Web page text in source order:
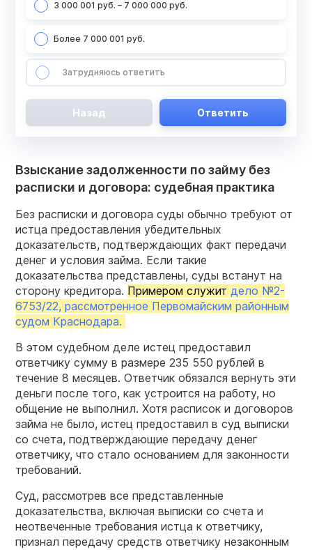
3 000 001 руб. – 7 000 000 руб.
Более 7 000 001 руб.
Затрудняюсь ответить
Назад Ответить
Взыскание задолженности по займу без
расписки и договора: судебная практика
Без расписки и договора суды обычно требуют от
истца предоставления убедительных
доказательств, подтверждающих факт передачи
денег и условия займа. Если такие
доказательства представлены, суды встанут на
сторону кредитора. Примером служит дело №2-
6753/22, рассмотренное Первомайским районным
судом Краснодара.
В этом судебном деле истец предоставил
ответчику сумму в размере 235 550 рублей в
течение 8 месяцев. Ответчик обязался вернуть эти
деньги после того, как устроится на работу, но
общение не выполнил. Хотя расписок и договоров
займа не было, истец предоставил в суд выписки
со счета, подтверждающие передачу денег
ответчику, что стало основанием для законности
требований.
Суд, рассмотрев все представленные
доказательства, включая выписки со счета и
неотвеченные требования истца к ответчику,
признал передачу средств ответчику незаконным